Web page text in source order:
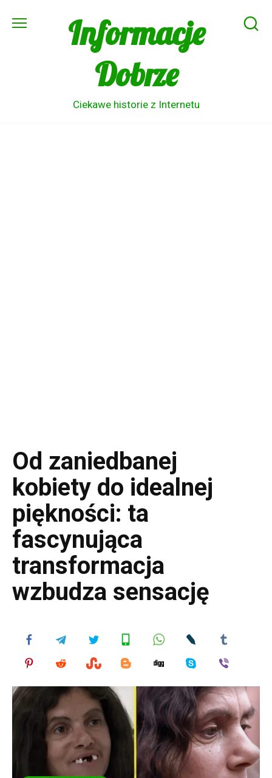
Informacje
Dobrze
Ciekawe historie z Internetu
Od zaniedbanej
kobiety do idealnej
piękności: ta
fascynująca
transformacja
wzbudza sensację